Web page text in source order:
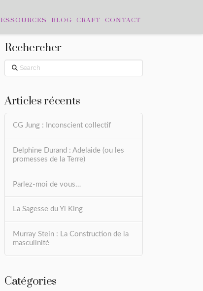
BLOG CRAFT CONTACT
Rechercher
Search
Articles récents
CG Jung : Inconscient collectif
Delphine Durand : Adelaide (ou les
promesses de la Terre)
Parlez-moi de vous…
La Sagesse du Yi King
Murray Stein : La Construction de la
masculinité
Catégories